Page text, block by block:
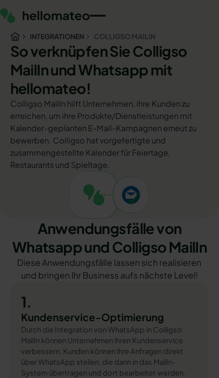
INTEGRATIONEN COLLIGSO MAILIN
So verknüpfen Sie Colligso
MailIn und Whatsapp mit
hellomateo!
Colligso MailIn hilft Unternehmen, ihre Kunden zu
erreichen, um ihre Produkte/Dienstleistungen mit
Kalender-geplanten E-Mail-Kampagnen erneut zu
bewerben. Colligso hat vorgefertigte und
zusammengestellte Kalender für Feiertage,
Restaurants und Spieltage.
Anwendungsfälle von
Whatsapp und Colligso MailIn
Diese Anwendungsfälle lassen sich realisieren
und bringen Ihr Business aufs nächste Level!
1.
Kundenservice-Optimierung
Durch die Integration von WhatsApp in Colligso
MailIn können Unternehmen ihren Kundenservice
verbessern. Kunden können ihre Anfragen direkt
über WhatsApp stellen, die dann in das MailIn-
System übertragen und dort bearbeitet werden.